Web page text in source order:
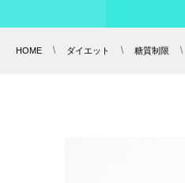
HOME ダイエット 糖質制限